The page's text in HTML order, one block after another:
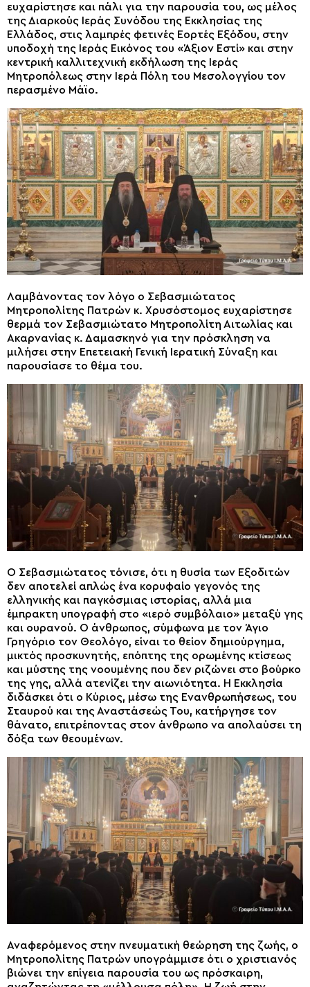
ευχαρίστησε και πάλι για την παρουσία του, ως μέλος
της Διαρκούς Ιεράς Συνόδου της Εκκλησίας της
Ελλάδος, στις λαμπρές φετινές Εορτές Εξόδου, στην
υποδοχή της Ιεράς Εικόνος του «Άξιον Εστί» και στην
κεντρική καλλιτεχνική εκδήλωση της Ιεράς
Μητροπόλεως στην Ιερά Πόλη του Μεσολογγίου τον
περασμένο Μάϊο.
Λαμβάνοντας τον λόγο ο Σεβασμιώτατος
Μητροπολίτης Πατρών κ. Χρυσόστομος ευχαρίστησε
θερμά τον Σεβασμιώτατο Μητροπολίτη Αιτωλίας και
Ακαρνανίας κ. Δαμασκηνό για την πρόσκληση να
μιλήσει στην Επετειακή Γενική Ιερατική Σύναξη και
παρουσίασε το θέμα του.
Ο Σεβασμιώτατος τόνισε, ότι η θυσία των Εξοδιτών
δεν αποτελεί απλώς ένα κορυφαίο γεγονός της
ελληνικής και παγκόσμιας ιστορίας, αλλά μια
έμπρακτη υπογραφή στο «ιερό συμβόλαιο» μεταξύ γης
και ουρανού. Ο άνθρωπος, σύμφωνα με τον Άγιο
Γρηγόριο τον Θεολόγο, είναι το θείον δημιούργημα,
μικτός προσκυνητής, επόπτης της ορωμένης κτίσεως
και μύστης της νοουμένης που δεν ριζώνει στο βούρκο
της γης, αλλά ατενίζει την αιωνιότητα. Η Εκκλησία
διδάσκει ότι ο Κύριος, μέσω της Ενανθρωπήσεως, του
Σταυρού και της Αναστάσεώς Του, κατήργησε τον
θάνατο, επιτρέποντας στον άνθρωπο να απολαύσει τη
δόξα των θεουμένων.
Αναφερόμενος στην πνευματική θεώρηση της ζωής, ο
Μητροπολίτης Πατρών υπογράμμισε ότι ο χριστιανός
βιώνει την επίγεια παρουσία του ως πρόσκαιρη,